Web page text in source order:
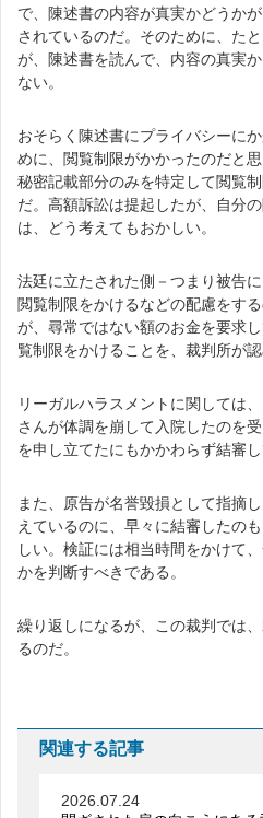
で、陳述書の内容が真実かどうか
されているのだ。そのために、た
が、陳述書を読んで、内容の真実
ない。
おそらく陳述書にプライバシーに
めに、閲覧制限がかかったのだと
秘密記載部分のみを特定して閲覧
だ。高額訴訟は提起したが、自分
は、どう考えてもおかしい。
法廷に立たされた側－つまり被告
閲覧制限をかけるなどの配慮をす
が、尋常ではない額のお金を要求
覧制限をかけることを、裁判所が認
リーガルハラスメントに関しては
さんが体調を崩して入院したのを
を申し立てたにもかかわらず結審
また、原告が名誉毀損として指摘
えているのに、早々に結審したの
しい。検証には相当時間をかけて
かを判断すべきである。
繰り返しになるが、この裁判では
るのだ。
関連する記事
2026.07.24